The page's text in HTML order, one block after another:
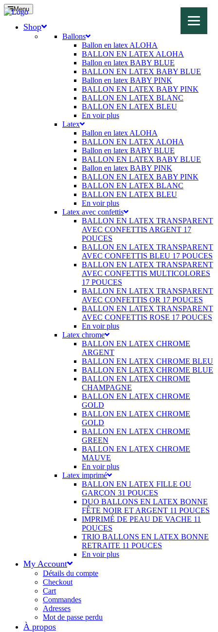
Menu
Shop
Ballons
Ballon en latex ALOHA
BALLON EN LATEX ALOHA
Ballon en latex BABY BLUE
BALLON EN LATEX BABY BLUE
Ballon en latex BABY PINK
BALLON EN LATEX BABY PINK
BALLON EN LATEX BLANC
BALLON EN LATEX BLEU
En voir plus
Latex
Ballon en latex ALOHA
BALLON EN LATEX ALOHA
Ballon en latex BABY BLUE
BALLON EN LATEX BABY BLUE
Ballon en latex BABY PINK
BALLON EN LATEX BABY PINK
BALLON EN LATEX BLANC
BALLON EN LATEX BLEU
En voir plus
Latex avec confettis
BALLON EN LATEX TRANSPARENT
AVEC CONFETTIS ARGENT 17
POUCES
BALLON EN LATEX TRANSPARENT
AVEC CONFETTIS BLEU 17 POUCES
BALLON EN LATEX TRANSPARENT
AVEC CONFETTIS MULTICOLORES
17 POUCES
BALLON EN LATEX TRANSPARENT
AVEC CONFETTIS OR 17 POUCES
BALLON EN LATEX TRANSPARENT
AVEC CONFETTIS ROSE 17 POUCES
En voir plus
Latex chrome
BALLON EN LATEX CHROME
ARGENT
BALLON EN LATEX CHROME BLEU
BALLON EN LATEX CHROME BLUE
BALLON EN LATEX CHROME
CHAMPAGNE
BALLON EN LATEX CHROME
GOLD
BALLON EN LATEX CHROME
GOLD
BALLON EN LATEX CHROME
GREEN
BALLON EN LATEX CHROME
MAUVE
En voir plus
Latex imprimé
BALLON EN LATEX FILLE OU
GARÇON 31 POUCES
DUO BALLONS EN LATEX BONNE
FÊTE NOIR ET ARGENT 11 POUCES
IMPRIMÉ DE PEAU DE VACHE 11
POUCES
TRIO BALLONS EN LATEX BONNE
RETRAITE 11 POUCES
En voir plus
My Account
Détails du compte
Checkout
Cart
Commandes
Adresses
Mot de passe perdu
À propos